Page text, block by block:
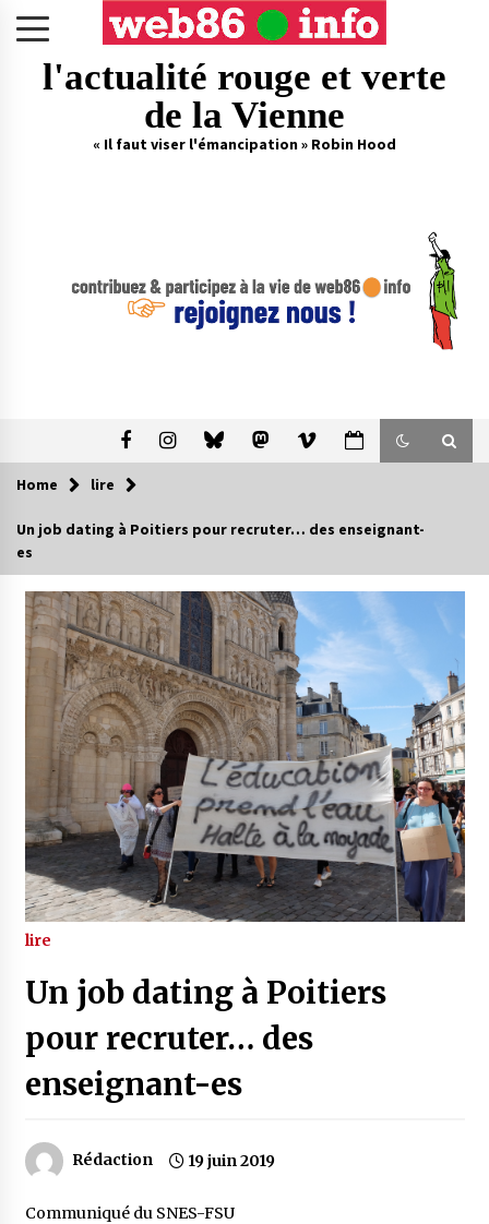
l'actualité rouge et verte
de la Vienne
« Il faut viser l'émancipation » Robin Hood
Home lire
Un job dating à Poitiers pour recruter… des enseignant-
es
lire
Un job dating à Poitiers
pour recruter… des
enseignant-es
Rédaction 19 juin 2019
Communiqué du SNES-FSU